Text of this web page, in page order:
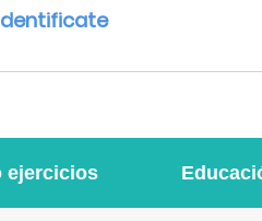
ejercicios